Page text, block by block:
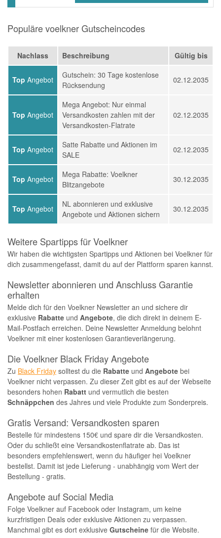
Populäre voelkner Gutscheincodes
Nachlass Beschreibung Gültig bis
Top Angebot
Gutschein: 30 Tage kostenlose
Rücksendung
02.12.2035
Top Angebot
Mega Angebot: Nur einmal
Versandkosten zahlen mit der
Versandkosten-Flatrate
02.12.2035
Top Angebot
Satte Rabatte und Aktionen im
SALE
02.12.2035
Top Angebot
Mega Rabatte: Voelkner
Blitzangebote
30.12.2035
Top Angebot
NL abonnieren und exklusive
Angebote und Aktionen sichern
30.12.2035
Weitere Spartipps für Voelkner
Wir haben die wichtigsten Spartipps und Aktionen bei Voelkner für
dich zusammengefasst, damit du auf der Plattform sparen kannst.
Newsletter abonnieren und Anschluss Garantie
erhalten
Melde dich für den Voelkner Newsletter an und sichere dir
exklusive Rabatte und Angebote, die dich direkt in deinem E-
Mail-Postfach erreichen. Deine Newsletter Anmeldung belohnt
Voelkner mit einer kostenlosen Garantieverlängerung.
Die Voelkner Black Friday Angebote
Zu Black Friday solltest du die Rabatte und Angebote bei
Voelkner nicht verpassen. Zu dieser Zeit gibt es auf der Webseite
besonders hohen Rabatt und vermutlich die besten
Schnäppchen des Jahres und viele Produkte zum Sonderpreis.
Gratis Versand: Versandkosten sparen
Bestelle für mindestens 150€ und spare dir die Versandkosten.
Oder du schließt eine Versandkostenflatrate ab. Das ist
besonders empfehlenswert, wenn du häufiger hei Voelkner
bestellst. Damit ist jede Lieferung - unabhängig vom Wert der
Bestellung - gratis.
Angebote auf Social Media
Folge Voelkner auf Facebook oder Instagram, um keine
kurzfristigen Deals oder exklusive Aktionen zu verpassen.
Manchmal gibt es dort exklusive Gutscheine für die Website.